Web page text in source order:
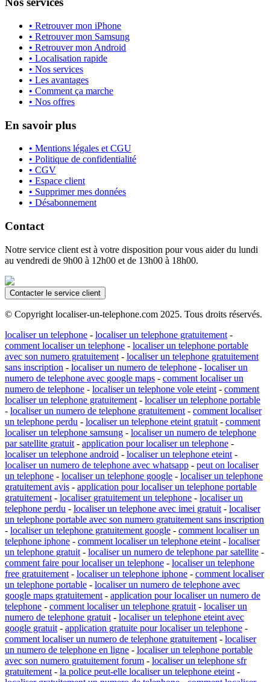
• Retrouver mon iPhone
• Retrouver mon Samsung
• Retrouver mon Android
• Localisation rapide
• Nos services
• Les avantages
• Comment ça marche
• Nos offres
En savoir plus
• Mentions légales et CGU
• Politique de confidentialité
• CGV
• Espace client
• Supprimer mes données
• Désabonnement
Contact
Notre service client est à votre disposition pour vous aider du lundi
au vendredi de 9h00 à 12h00 et de 13h00 à 18h00.
Contacter le service client
© Copyright localiser-un-telephone.com 2025. Tous droits réservés.
localiser un telephone - localiser un telephone gratuitement -
comment localiser un telephone - localiser un telephone portable
avec son numero gratuitement - localiser un telephone gratuitement
sans inscription - localiser un numero de telephone - localiser un
numero de telephone avec google maps - comment localiser un
numero de telephone - localiser un telephone vole eteint - comment
localiser un telephone gratuitement - localiser un telephone portable
- localiser un numero de telephone gratuitement - comment localiser
un telephone perdu - localiser un telephone eteint gratuit - comment
localiser un telephone samsung - localiser un numero de telephone
par satellite gratuit - application pour localiser un telephone -
localiser un telephone android - localiser un telephone eteint -
localiser un numero de telephone avec whatsapp - peut on localiser
un telephone - localiser un telephone google - localiser un telephone
gratuitement avis - application pour localiser un telephone portable
gratuitement - localiser gratuitement un telephone - localiser un
telephone perdu - localiser un telephone avec imei gratuit - localiser
un telephone portable avec son numero gratuitement sans inscription
- localiser un telephone gratuitement google - comment localiser un
telephone iphone - comment localiser un telephone eteint - localiser
un telephone gratuit - localiser un numero de telephone par satellite -
comment faire pour localiser un telephone - localiser un telephone
free gratuitement - localiser un telephone iphone - comment localiser
un telephone portable - localiser un numero de telephone avec
google maps gratuitement - application pour localiser un numero de
telephone - comment localiser un telephone gratuit - localiser un
numero de telephone gratuit - localiser un telephone eteint avec
google gratuit - application gratuite pour localiser un telephone -
comment localiser un numero de telephone gratuitement - localiser
un numero de telephone en ligne - localiser un telephone portable
avec son numero gratuitement forum - localiser un telephone sfr
gratuitement - la police peut-elle localiser un telephone eteint -